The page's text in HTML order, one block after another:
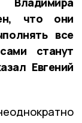
что они
все
станут
Евгений